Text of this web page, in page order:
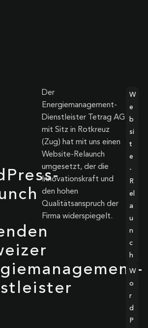
Der
Energiemanagement-
Dienstleister Tetrag AG
mit Sitz in Rotkreuz
(Zug) hat mit uns einen
Website-Relaunch
umgesetzt, der die
Innovationskraft und
den hohen
Qualitätsanspruch der
Firma widerspiegelt.
W
e
b
si
t
e
-
R
el
a
u
n
c
h
W
o
r
d
P